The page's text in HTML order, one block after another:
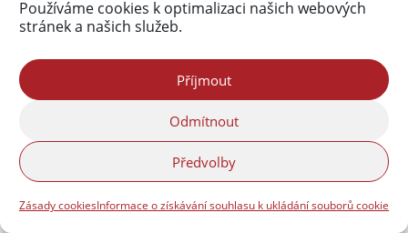
Používáme cookies k optimalizaci našich webových
stránek a našich služeb.
Příjmout
Odmítnout
Předvolby
Zásady cookiesInformace o získávání souhlasu k ukládání souborů cookie
O Jizerských horách bude přednášet František
Pelc (54 805)
Rybník Dubák a Meandry Smědé(52 029)